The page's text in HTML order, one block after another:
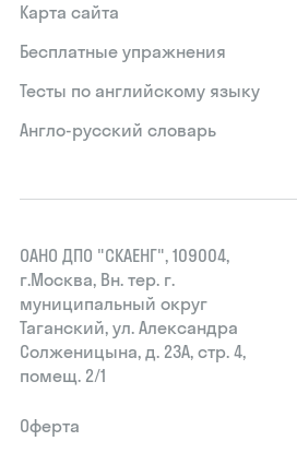
Карта сайта
Бесплатные упражнения
Тесты по английскому языку
Англо-русский словарь
ОАНО ДПО "СКАЕНГ", 109004,
г.Москва, Вн. тер. г.
муниципальный округ
Таганский, ул. Александра
Солженицына, д. 23А, стр. 4,
помещ. 2/1
Оферта